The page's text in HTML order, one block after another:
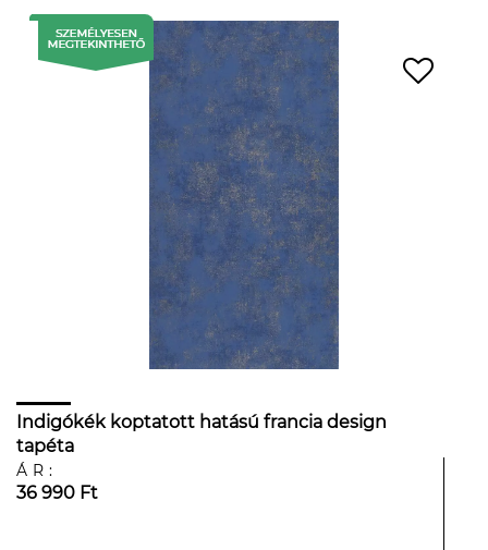
Indigókék koptatott hatású francia design
tapéta
ÁR:
36 990 Ft